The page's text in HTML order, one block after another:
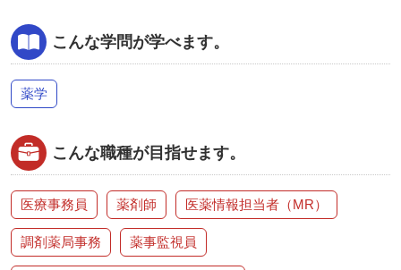
こんな学問が学べます。
薬学
こんな職種が目指せます。
医療事務員 薬剤師 医薬情報担当者（MR）
調剤薬局事務 薬事監視員